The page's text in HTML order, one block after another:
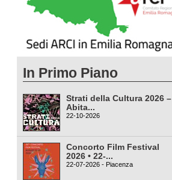
In Primo Piano
Strati della Cultura 2026 –
Abita...
22-10-2026
Concorto Film Festival
2026 • 22-...
22-07-2026 - Piacenza